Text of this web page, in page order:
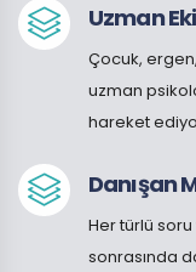
Uzman
Çocuk,
uzman
hareket
Danışan
Her türlü
sonrasında